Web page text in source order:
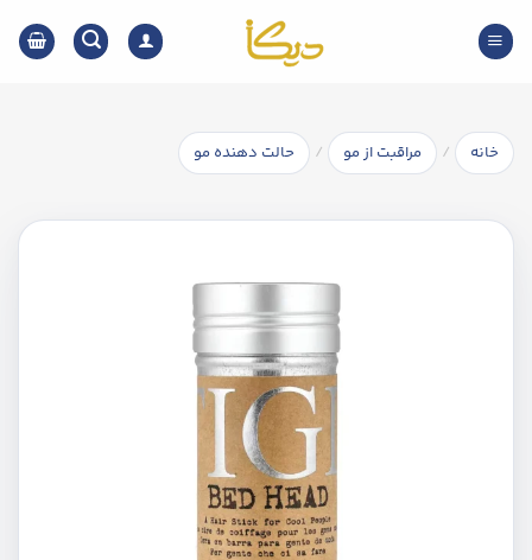
content
خانه / مراقبت از مو / حالت دهنده مو